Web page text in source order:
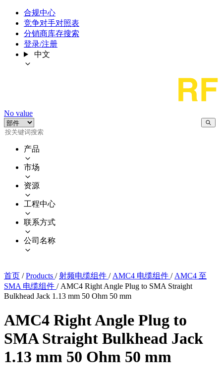
合规中心
竞争对手对照表
分销商库存搜索
登录/注册
中文
No value
产品
市场
资源
工程中心
联系方式
公司名称
首页 / Products / 射频电缆组件 / AMC4 电缆组件 / AMC4 至
SMA 电缆组件 / AMC4 Right Angle Plug to SMA Straight
Bulkhead Jack 1.13 mm 50 Ohm 50 mm
AMC4 Right Angle Plug to
SMA Straight Bulkhead Jack
1.13 mm 50 Ohm 50 mm